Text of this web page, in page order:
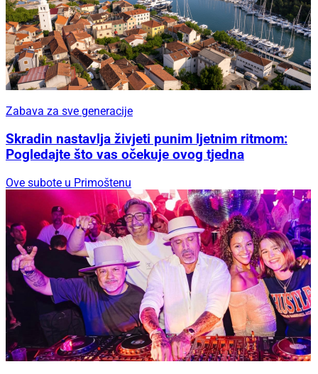
Zabava za sve generacije
Skradin nastavlja živjeti punim ljetnim ritmom:
Pogledajte što vas očekuje ovog tjedna
Ove subote u Primoštenu